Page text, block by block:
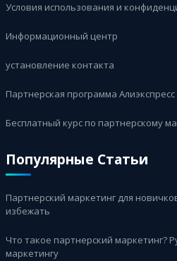
Условия использования и
Информационный центр
установление контакта
Партнерская программа Алиэкспресс
Бесплатный курс по партнерскому
Популярные Статьи
Партнерский маркетинг для
избежать
Что такое партнерский маркетинг?
маркетингу